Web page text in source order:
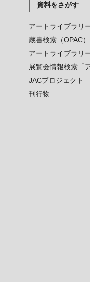
資料をさがす
アートライブラリ
蔵書検索（OPAC）
アートライブラリ
展覧会情報検索「
JACプロジェクト
刊行物